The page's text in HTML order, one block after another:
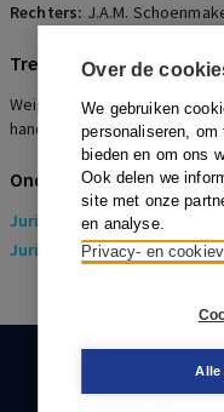
Over de
We gebruiken
personaliseren,
bieden en om ons
Ook delen we
site met onze
en analyse.
Privacy- en
Alle
Rechters: J.A.M.
Trefwoorden
Weigering
handelen
Onderwerpen
Juridisch> Arbeidsrecht
Juridisch> Sociaal